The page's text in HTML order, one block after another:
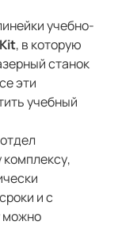
учебно-
, в которую
станок
эти
учебный
и с
можно